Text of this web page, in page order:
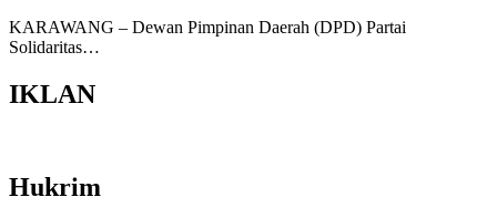
KARAWANG – Dewan Pimpinan Daerah (DPD) Partai
Solidaritas…
IKLAN
Hukrim